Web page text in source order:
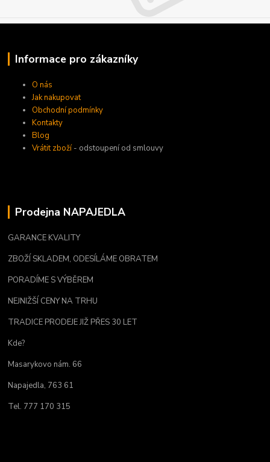
Informace pro zákazníky
O nás
Jak nakupovat
Obchodní podmínky
Kontakty
Blog
Vrátit zboží- odstoupení od smlouvy
Prodejna NAPAJEDLA
GARANCE KVALITY
ZBOŽÍ SKLADEM, ODESÍLÁME OBRATEM
PORADÍME S VÝBĚREM
NEJNIŽŠÍ CENY NA TRHU
TRADICE PRODEJE JIŽ PŘES 30 LET
Kde?
Masarykovo nám. 66
Napajedla, 763 61
Tel. 777 170 315